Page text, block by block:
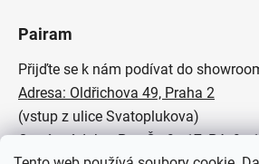
Pairam
Přijďte se k nám podívat do
Adresa: Oldřichova 49, Praha 2
(vstup z ulice Svatoplukova)
Otevírací doba: Po - Čt: 9 - 17, Pá: 9 -